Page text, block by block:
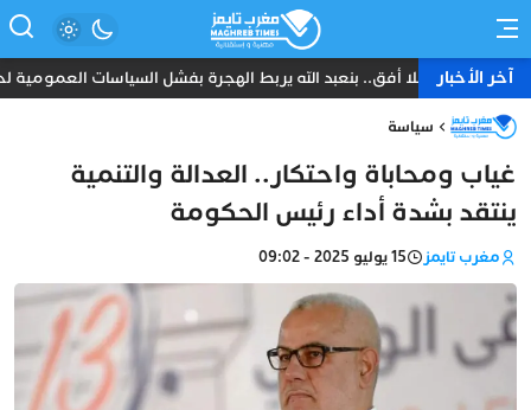
آخر الأخبار
شباب بلا أفق.. بنعبد الله يربط الهجرة بفشل السياسات العمومية
سياسة
غياب ومحاباة واحتكار.. العدالة والتنمية
ينتقد بشدة أداء رئيس الحكومة
مغرب تايمز 15 يوليو 2025 - 09:02